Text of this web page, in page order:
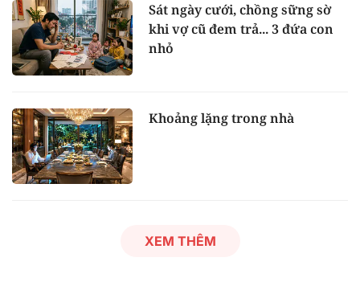
Sát ngày cưới, chồng sững sờ
khi vợ cũ đem trả... 3 đứa con
nhỏ
Khoảng lặng trong nhà
XEM THÊM